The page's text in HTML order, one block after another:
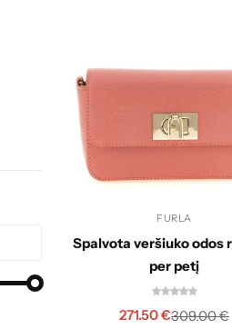
FURLA
Spalvota veršiuko odos
per petį
309.00€
271.50€